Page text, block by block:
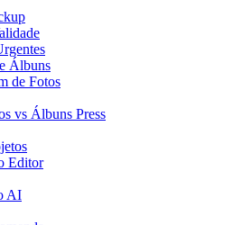
Álbuns
de Fotos
vs Álbuns Press
Editor
AI